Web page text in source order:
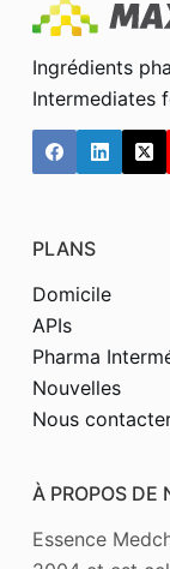
Ingrédients
Intermediates
PLANS
Domicile
APIs
Pharma
Nouvelles
Nous
À PROPOS DE
Essence